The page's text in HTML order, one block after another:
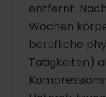
entfernt.
Wochen
berufliche
Tätigkeiten)